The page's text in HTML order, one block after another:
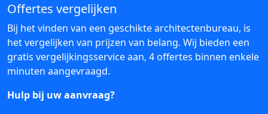
Offertes vergelijken
Bij het vinden van een geschikte architectenbureau, is
het vergelijken van prijzen van belang. Wij bieden een
gratis vergelijkingsservice aan, 4 offertes binnen enkele
minuten aangevraagd.
Hulp bij uw aanvraag?